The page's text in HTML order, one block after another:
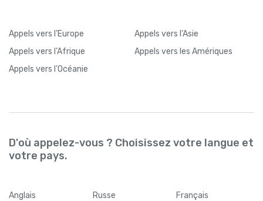
Appels vers l’Europe Appels vers l’Asie
Appels vers l’Afrique Appels vers les Amériques
Appels vers l’Océanie
D'où appelez-vous ? Choisissez votre langue et
votre pays.
Anglais Russe Français